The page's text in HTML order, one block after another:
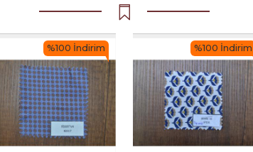
%100 İndirim %100 İndirim